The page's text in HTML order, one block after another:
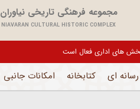
مجموعه فرهنگی تاریخی نیاوران
NIAVARAN CULTURAL HISTORIC COMPLEX
بخش های اداری فعال است
ای کتابخانه امکانات جانبی